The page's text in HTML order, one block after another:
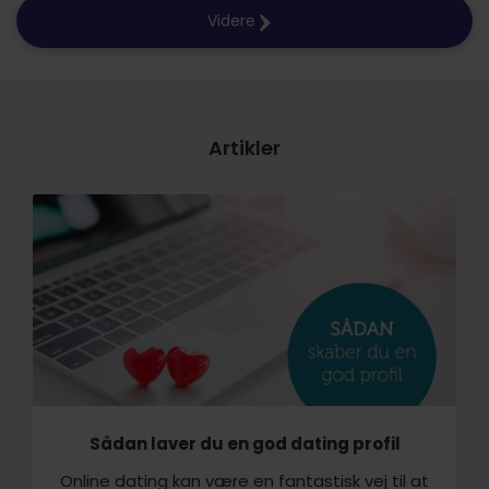
Videre
Artikler
Sådan laver du en god dating profil
Online dating kan være en fantastisk vej til at